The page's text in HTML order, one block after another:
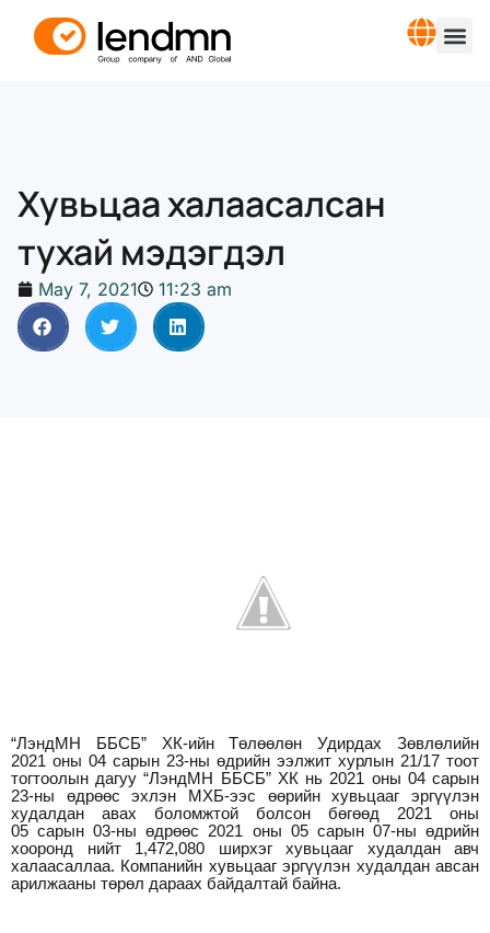
Хувьцаа халаасалсан
тухай мэдэгдэл
May 7, 2021 11:23 am
“ЛэндМН ББСБ” ХК-ийн Төлөөлөн Удирдах Зөвлөлийн
2021 оны 04 сарын 23-ны өдрийн ээлжит хурлын 21/17 тоот
тогтоолын дагуу “ЛэндМН ББСБ” ХК нь 2021 оны 04сарын
23-ны өдрөөс эхлэн МХБ-ээс өөрийн хувьцааг эргүүлэн
худалдан авaх боломжтой болсон бөгөөд 2021 оны
05 сарын03-ны өдрөөс 2021 оны 05сарын 07-ны өдрийн
хооронд нийт 1,472,080 ширхэг хувьцааг худалдан авч
халаасаллаа. Компанийн хувьцааг эргүүлэн худалдан авсан
арилжааны төрөл дараах байдалтай байна.